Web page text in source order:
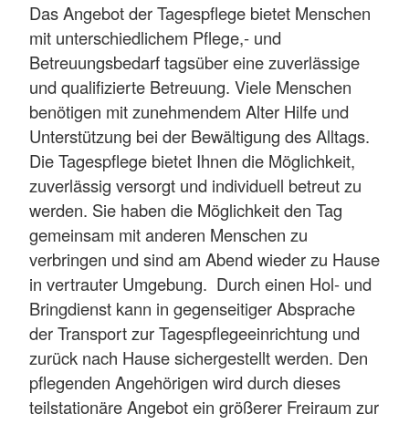
Das Angebot der Tagespflege bietet Menschen
mit unterschiedlichem Pflege,- und
Betreuungsbedarf tagsüber eine zuverlässige
und qualifizierte Betreuung. Viele Menschen
benötigen mit zunehmendem Alter Hilfe und
Unterstützung bei der Bewältigung des Alltags.
Die Tagespflege bietet Ihnen die Möglichkeit,
zuverlässig versorgt und individuell betreut zu
werden. Sie haben die Möglichkeit den Tag
gemeinsam mit anderen Menschen zu
verbringen und sind am Abend wieder zu Hause
in vertrauter Umgebung. Durch einen Hol- und
Bringdienst kann in gegenseitiger Absprache
der Transport zur Tagespflegeeinrichtung und
zurück nach Hause sichergestellt werden. Den
pflegenden Angehörigen wird durch dieses
teilstationäre Angebot ein größerer Freiraum zur